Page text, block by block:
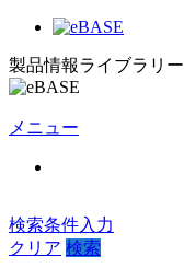
製品情報ライブラリー
メニュー
検索条件入力
クリア 検索